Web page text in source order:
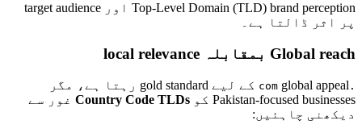
Top-Level Domain (TLD) brand perception اور target audience
پر اثر ڈالتا ہے۔
Global reach بمقابلہ local relevance
.com
global appeal کے لیے gold standard رہتا ہے، مگر
Pakistan-focused businesses کو
Country Code TLDs غور سے
دیکھنی چاہئیں: